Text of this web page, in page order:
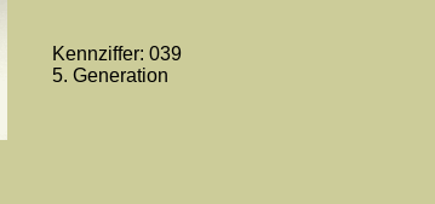
Kennziffer: 039
5. Generation